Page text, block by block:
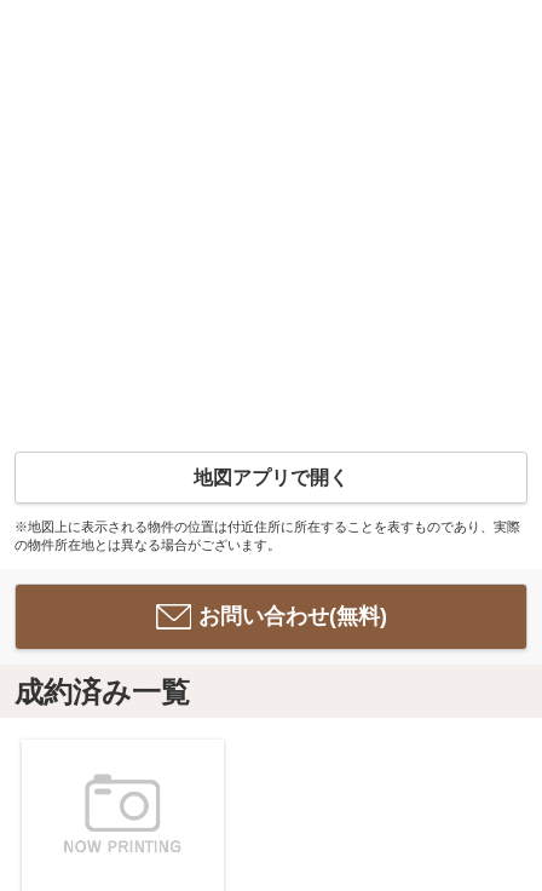
地図アプリで開く
※地図上に表示される物件の位置は付近住所に所在することを表すものであり、実際
の物件所在地とは異なる場合がございます。
お問い合わせ(無料)
成約済み一覧